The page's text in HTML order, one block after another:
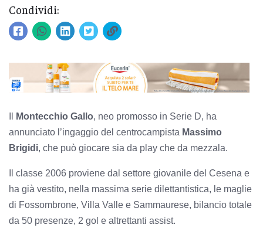
Condividi:
Montecchio Gallo, neo promosso in Serie D, ha
annunciato l’ingaggio del centrocampista Massimo
Brigidi, che può giocare sia da play che da mezzala.
Il classe 2006 proviene dal settore giovanile del Cesena e
ha già vestito, nella massima serie dilettantistica, le maglie
di Fossombrone, Villa Valle e Sammaurese, bilancio totale
da 50 presenze, 2 gol e altrettanti assist.